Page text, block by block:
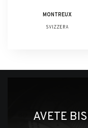
MONTREUX
SVIZZERA
AVETE